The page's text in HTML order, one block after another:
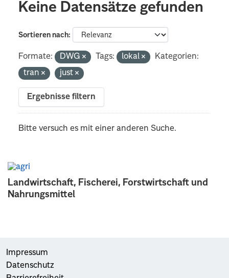
Landwirtschaft, Fischerei, Forstwirtschaft und
Nahrungsmittel
Keine Datensätze gefunden
Sortieren nach
Formate: DWG Tags: lokal
Kategorien:
tran
just
Ergebnisse filtern
Bitte versuch es mit einer anderen Suche.
Impressum
Datenschutz